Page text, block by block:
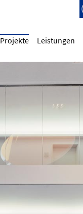
Projekte Leistungen